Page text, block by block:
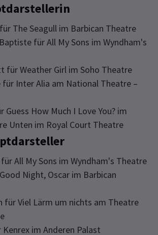
The Seagull im Barbican Theatre
für All My Sons im Wyndham's
für Weather Girl im Soho Theatre
für Inter Alia am National Theatre –
Guess How Much I Love You? im
Unten im Royal Court Theatre
All My Sons im Wyndham's Theatre
Night, Oscar im Barbican
für Viel Lärm um nichts am Theatre
im Anderen Palast